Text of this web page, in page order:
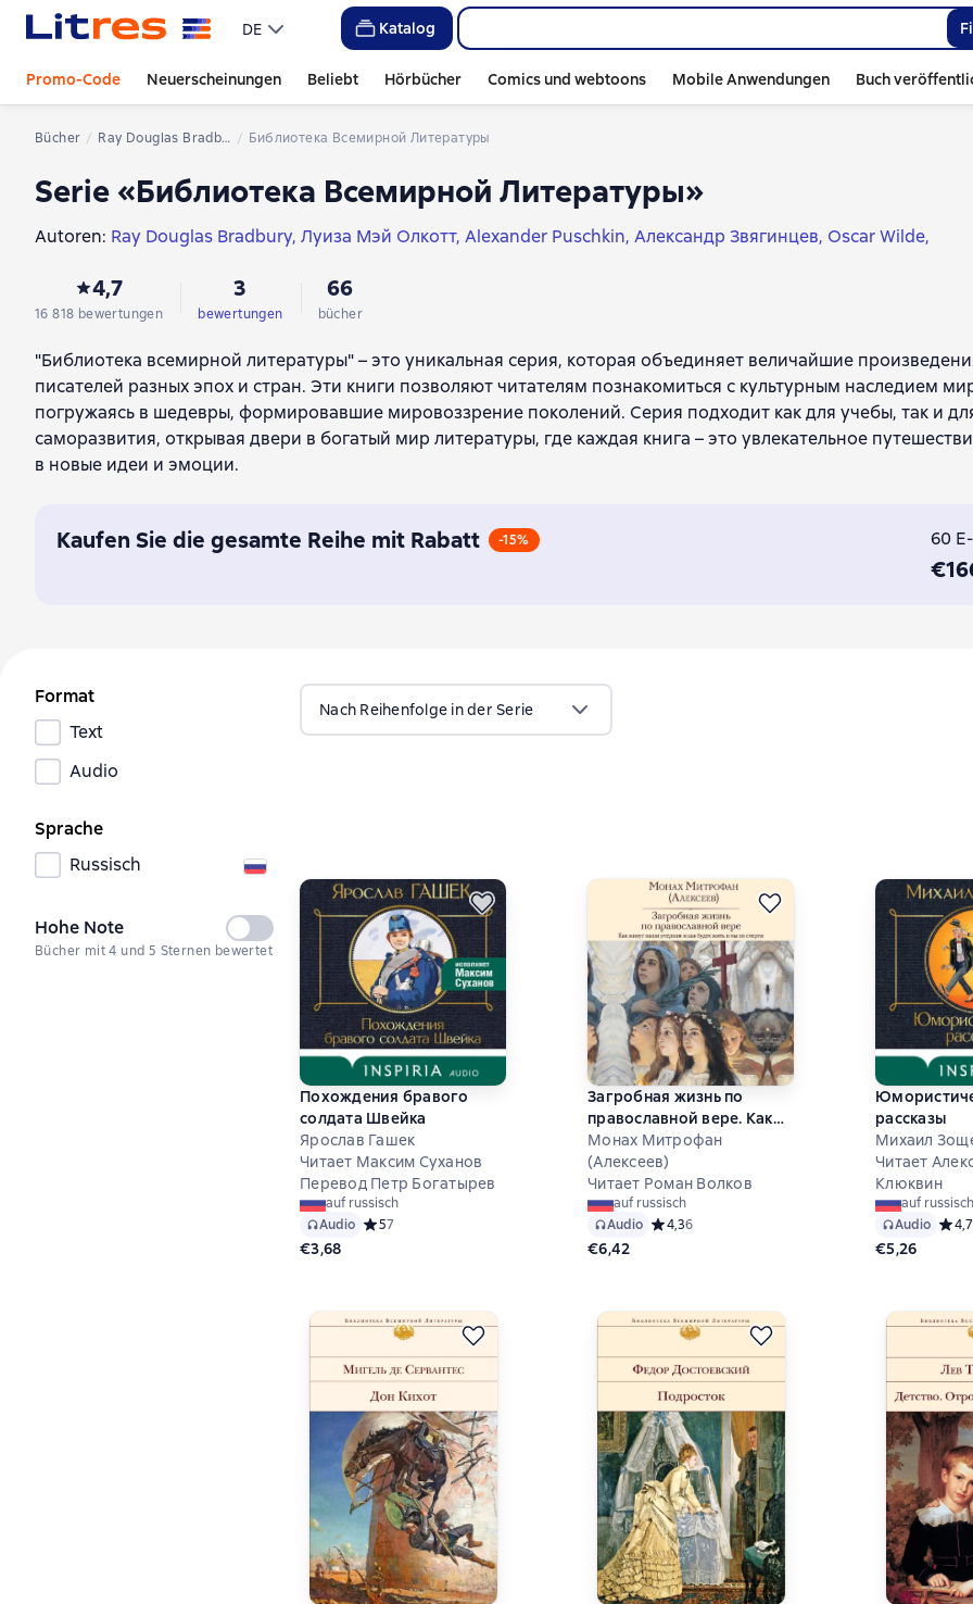
DE Katalog
Promo-Code Neuerscheinungen Beliebt Hörbücher Comics und webtoons Mobile Anwendungen Buch
Bücher Ray Douglas Bradbury Библиотека Всемирной Литературы
Serie «Библиотека Всемирной Литературы»
Autoren: Ray Douglas Bradbury Луиза Мэй Олкотт Alexander Puschkin Александр Звягинцев Oscar Wilde
Осип Мандельштам
Федор Тютчев Fjodor Dostojewski
Эдуард Асадов
Иван Бунин Жоржи Амаду
Валентин Распутин Михаил Зощенко Сергей Васильевич Максимов cвятой праведный Иоанн
Святитель Игнатий (Брянчанинов) Эдит Уортон Charlotte Bronte
Александр Чудаков
cвятитель Феофан Затворник Фрэнсис Скотт Фицджеральд Арсений Тарковский
преподобный Серафим Саровский Григорий Андреевич Глинка Михаил Бахтин Юрий Лотман Voltaire
Амвросий Оптинский Преподобный
4,7
16 818 bewertungen
3
bewertungen
66
bücher
"Библиотека всемирной литературы" – это уникальная серия, которая объединяет величайшие
писателей разных эпох и стран. Эти книги позволяют читателям познакомиться с культурным наследием
погружаясь в шедевры, формировавшие мировоззрение поколений. Серия подходит как для учебы, так и
саморазвития, открывая двери в богатый мир литературы, где каждая книга – это увлекательное
в новые идеи и эмоции.
Kaufen Sie die gesamte Reihe mit Rabatt -15% 60
Format
Text
Audio
Sprache
Russisch
Hohe Note
Nicht
ausgewählt
Bücher mit 4 und 5 Sternen bewertet
Nach Reihenfolge in der Serie
Похождения бравого
солдата Швейка
Ярослав Гашек
Читает Максим Суханов
Перевод Петр Богатырев
auf russisch
Audio Средний рейтинг 5 на основе 7 оценок
57
€3,68
Загробная жизнь по
православной вере. Как
живут наши умершие и
как будем жить и мы по
смерти
Монах Митрофан
(Алексеев)
Читает Роман Волков
auf russisch
Audio Средний рейтинг 4,3 на основе 6 оценок
4,36
€6,42
рассказы
Михаил
Читает
Клюквин
auf russisch
Audio
4,7
€5,26